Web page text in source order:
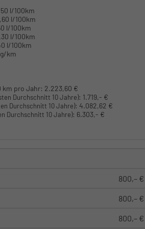
l/100km
l/100km
l/100km
l/100km
l/100km
g/km
km pro Jahr: 2.223,60 €
Durchschnitt 10 Jahre): 1.719,- €
Durchschnitt 10 Jahre): 4.082,62 €
Durchschnitt 10 Jahre): 6.303,- €
800,– €
800,– €
800,– €